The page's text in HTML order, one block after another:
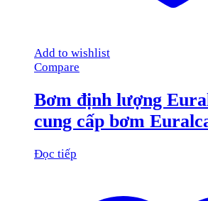
Add to wishlist
Compare
Bơm định lượng
cung cấp bơm
Đọc tiếp